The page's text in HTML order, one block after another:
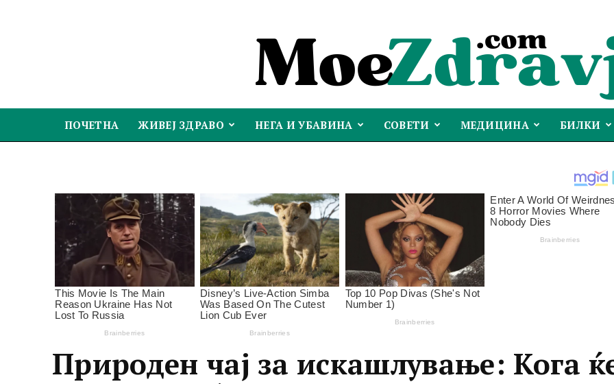
ПОЧЕТНА ЖИВЕЈ ЗДРАВО НЕГА И УБАВИНА СОВЕТИ МЕДИЦИНА БИЛКИ
Природен чај за искашлување: Кога